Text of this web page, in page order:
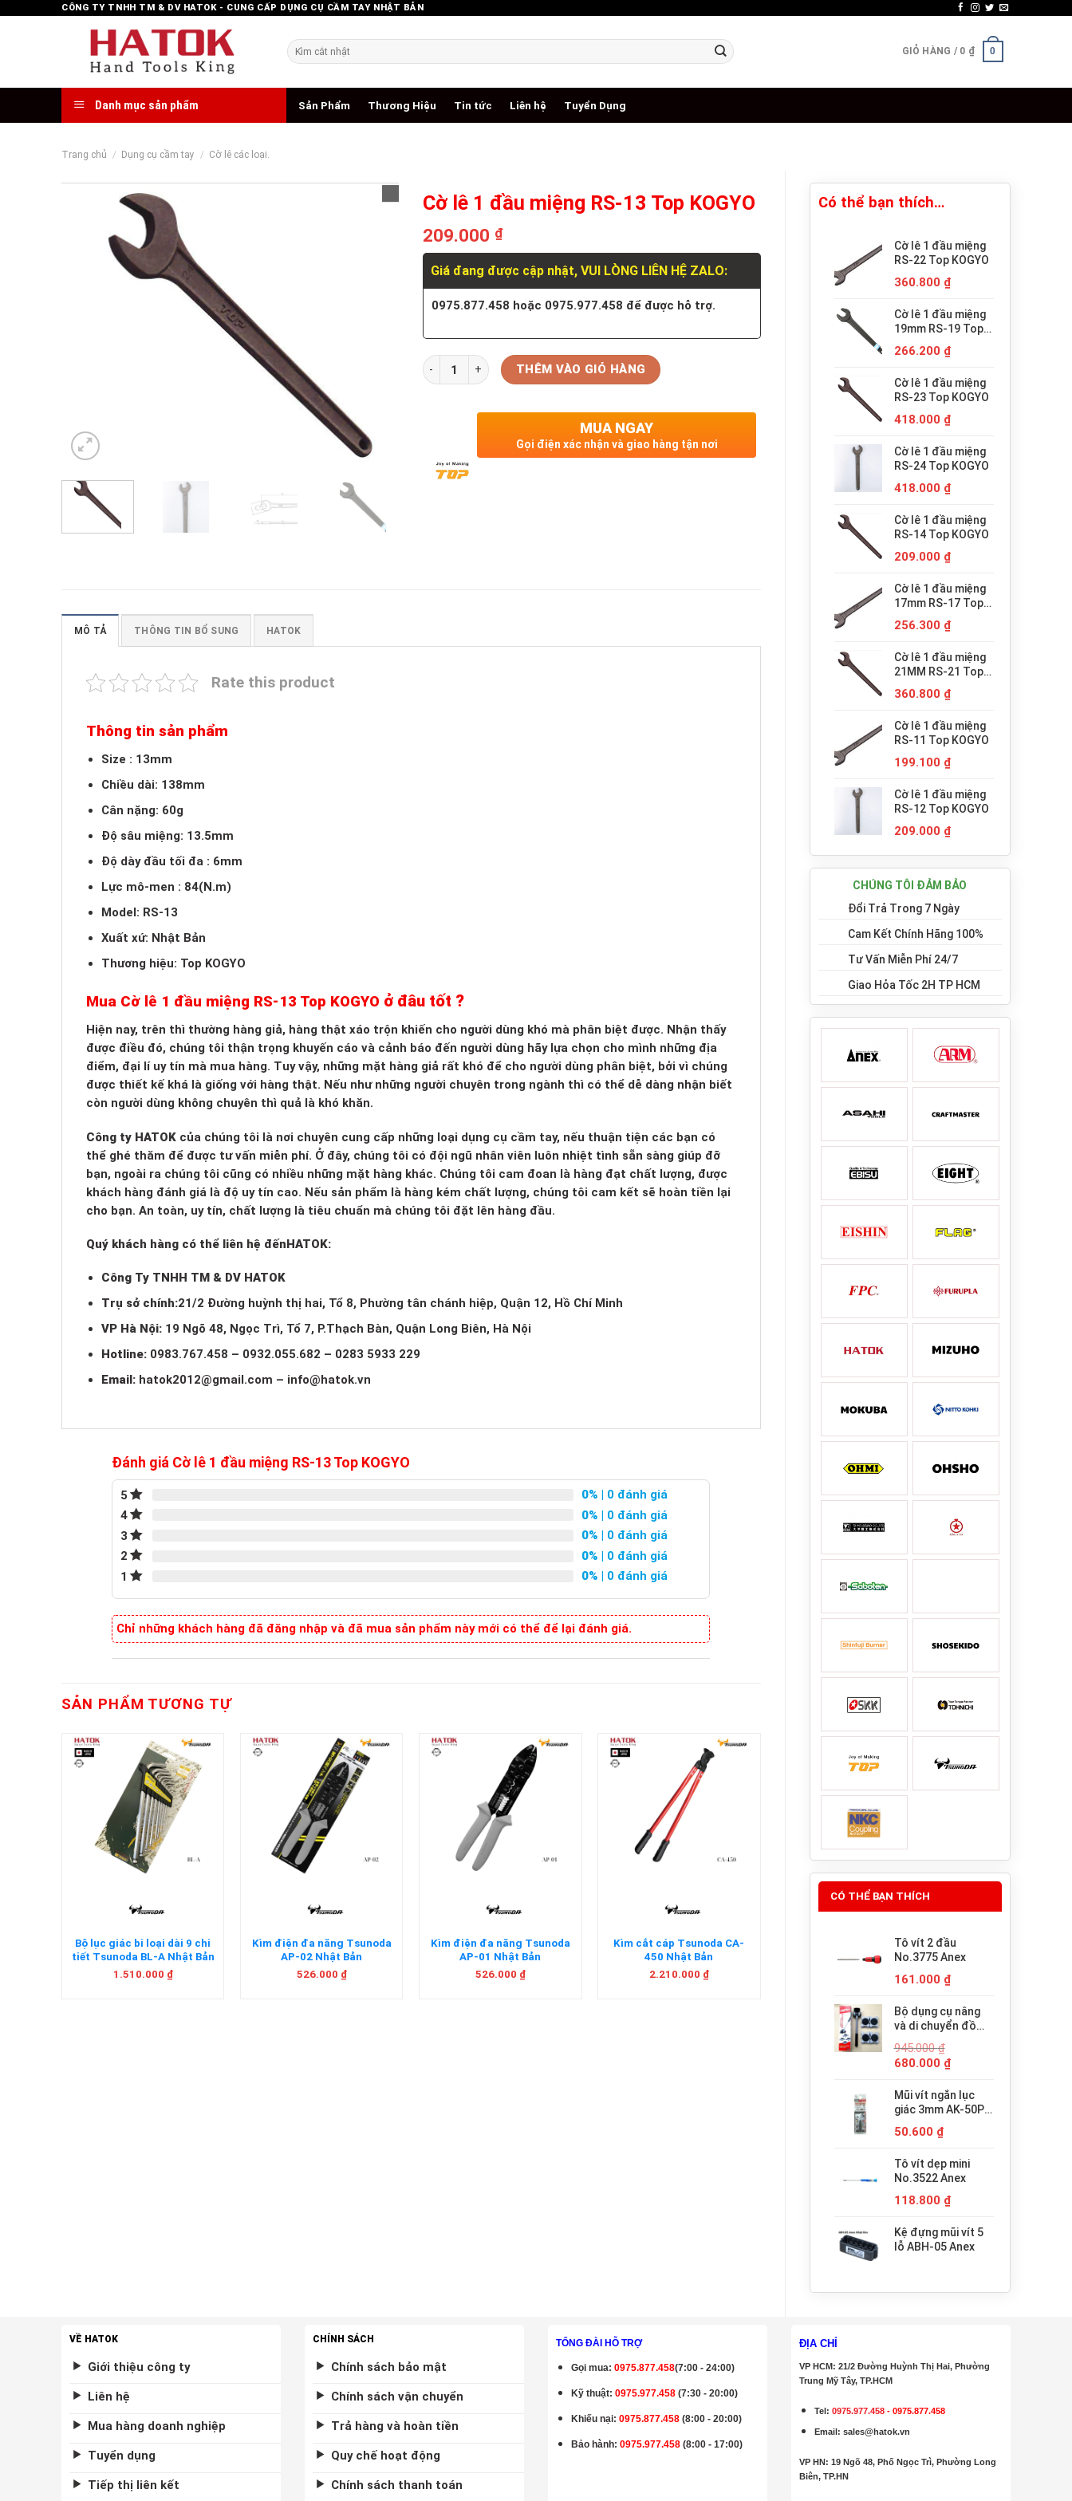
CÔNG TY TNHH TM & DV HATOK - CUNG CẤP DỤNG CỤ CẦM TAY NHẬT BẢN
Tìm
kiếm:
GIỎ HÀNG / 0 ₫ 0
Danh mục sản phẩm Sản Phẩm Thương Hiệu Tin tức Liên hệ Tuyển Dụng
Trang chủ / Dụng cụ cầm tay / Cờ lê các loại.
Có thể bạn thích…
Cờ lê 1 đầu miệng
RS-22 Top KOGYO
360.800 ₫
Cờ lê 1 đầu miệng
19mm RS-19 Top
266.200 ₫
Cờ lê 1 đầu miệng
RS-23 Top KOGYO
418.000 ₫
Cờ lê 1 đầu miệng
RS-24 Top KOGYO
418.000 ₫
Cờ lê 1 đầu miệng
RS-14 Top KOGYO
209.000 ₫
Cờ lê 1 đầu miệng
17mm RS-17 Top
256.300 ₫
Cờ lê 1 đầu miệng
21MM RS-21 Top
360.800 ₫
Cờ lê 1 đầu miệng
RS-11 Top KOGYO
199.100 ₫
Cờ lê 1 đầu miệng
RS-12 Top KOGYO
209.000 ₫
CHÚNG TÔI ĐẢM BẢO
Đổi Trả Trong 7 Ngày
Cam Kết Chính Hãng 100%
Tư Vấn Miễn Phí 24/7
Giao Hỏa Tốc 2H TP HCM
CÓ THỂ BẠN THÍCH
Tô vít 2 đầu
No.3775 Anex
161.000 ₫
Bộ dụng cụ nâng
và di chuyển đồ
minh PICUS LP-
200N
945.000₫
Giá
là:
945.000 ₫.
680.000 ₫Giá
tại
là:
Mũi vít ngắn lục
giác 3mm AK-50P-
50.600 ₫
Tô vít dẹp mini
No.3522 Anex
118.800 ₫
Kệ đựng mũi vít 5
lỗ ABH-05 Anex
Cờ lê 1 đầu miệng RS-13 Top KOGYO
209.000 ₫
Giá đang được cập nhật, VUI LÒNG LIÊN HỆ ZALO:
0975.877.458 hoặc 0975.977.458 để được hỗ trợ.
Số lượng THÊM VÀO GIỎ HÀNG
MUA NGAY
Gọi điện xác nhận và giao hàng tận nơi
MÔ TẢ THÔNG TIN BỔ SUNG HATOK
Rate this product
Thông tin sản phẩm
Size : 13mm
Chiều dài: 138mm
Cân nặng: 60g
Độ sâu miệng: 13.5mm
Độ dày đầu tối đa : 6mm
Lực mô-men : 84(N.m)
Model: RS-13
Xuất xứ: Nhật Bản
Thương hiệu: Top KOGYO
Mua Cờ lê 1 đầu miệng RS-13 Top KOGYO ở đâu tốt ?
Hiện nay, trên thì thường hàng giả, hàng thật xáo trộn khiến cho người dùng khó mà phân biệt được. Nhận thấy
được điều đó, chúng tôi thận trọng khuyến cáo và cảnh báo đến người dùng hãy lựa chọn cho mình những địa
điểm, đại lí uy tín mà mua hàng. Tuy vậy, những mặt hàng giả rất khó để cho người dùng phân biệt, bởi vì chúng
được thiết kế khá là giống với hàng thật. Nếu như những người chuyên trong ngành thì có thể dễ dàng nhận biết
còn người dùng không chuyên thì quả là khó khăn.
Công ty HATOK của chúng tôi là nơi chuyên cung cấp những loại dụng cụ cầm tay, nếu thuận tiện các bạn có
thể ghé thăm để được tư vấn miễn phí. Ở đây, chúng tôi có đội ngũ nhân viên luôn nhiệt tình sẵn sàng giúp đỡ
bạn, ngoài ra chúng tôi cũng có nhiều những mặt hàng khác. Chúng tôi cam đoan là hàng đạt chất lượng, được
khách hàng đánh giá là độ uy tín cao. Nếu sản phẩm là hàng kém chất lượng, chúng tôi cam kết sẽ hoàn tiền lại
cho bạn. An toàn, uy tín, chất lượng là tiêu chuẩn mà chúng tôi đặt lên hàng đầu.
Quý khách hàng có thể liên hệ đếnHATOK:
Công Ty TNHH TM & DV HATOK
Trụ sở chính:21/2 Đường huỳnh thị hai, Tổ 8, Phường tân chánh hiệp, Quận 12, Hồ Chí Minh
VP Hà Nội: 19 Ngõ 48, Ngọc Trì, Tổ 7, P.Thạch Bàn, Quận Long Biên, Hà Nội
Hotline: 0983.767.458 – 0932.055.682 – 0283 5933 229
Email: hatok2012@gmail.com – info@hatok.vn
Đánh giá Cờ lê 1 đầu miệng RS-13 Top KOGYO
5 0% | 0 đánh giá
4
0% | 0 đánh giá
3
0% | 0 đánh giá
2
0% | 0 đánh giá
1
0% | 0 đánh giá
Chỉ những khách hàng đã đăng nhập và đã mua sản phẩm này mới có thể để lại đánh giá.
SẢN PHẨM TƯƠNG TỰ
Bộ lục giác bi loại dài 9 chi
tiết Tsunoda BL-A Nhật Bản
1.510.000 ₫
Kìm điện đa năng Tsunoda
AP-02 Nhật Bản
526.000 ₫
Kìm điện đa năng Tsunoda
AP-01 Nhật Bản
526.000 ₫
Kìm cắt cáp Tsunoda CA-
450 Nhật Bản
2.210.000 ₫
VỀ HATOK
Giới thiệu công ty
Liên hệ
Mua hàng doanh nghiệp
Tuyển dụng
Tiếp thị liên kết
CHÍNH SÁCH
Chính sách bảo mật
Chính sách vận chuyển
Trả hàng và hoàn tiền
Quy chế hoạt động
Chính sách thanh toán
TỔNG ĐÀI HỖ TRỢ
Gọi mua:0975.877.458(7:00 - 24:00)
Kỹ thuật:0975.977.458 (7:30 - 20:00)
Khiếu nại: 0975.877.458 (8:00 - 20:00)
Bảo hành:0975.977.458 (8:00 - 17:00)
ĐỊA CHỈ
VP HCM: 21/2 Đường Huỳnh Thị Hai, Phường
Trung Mỹ Tây, TP.HCM
Tel:0975.977.458 -0975.877.458
Email :sales@hatok.vn
VP HN: 19 Ngõ 48, Phố Ngọc Trì, Phường Long
Biên, TP.HN